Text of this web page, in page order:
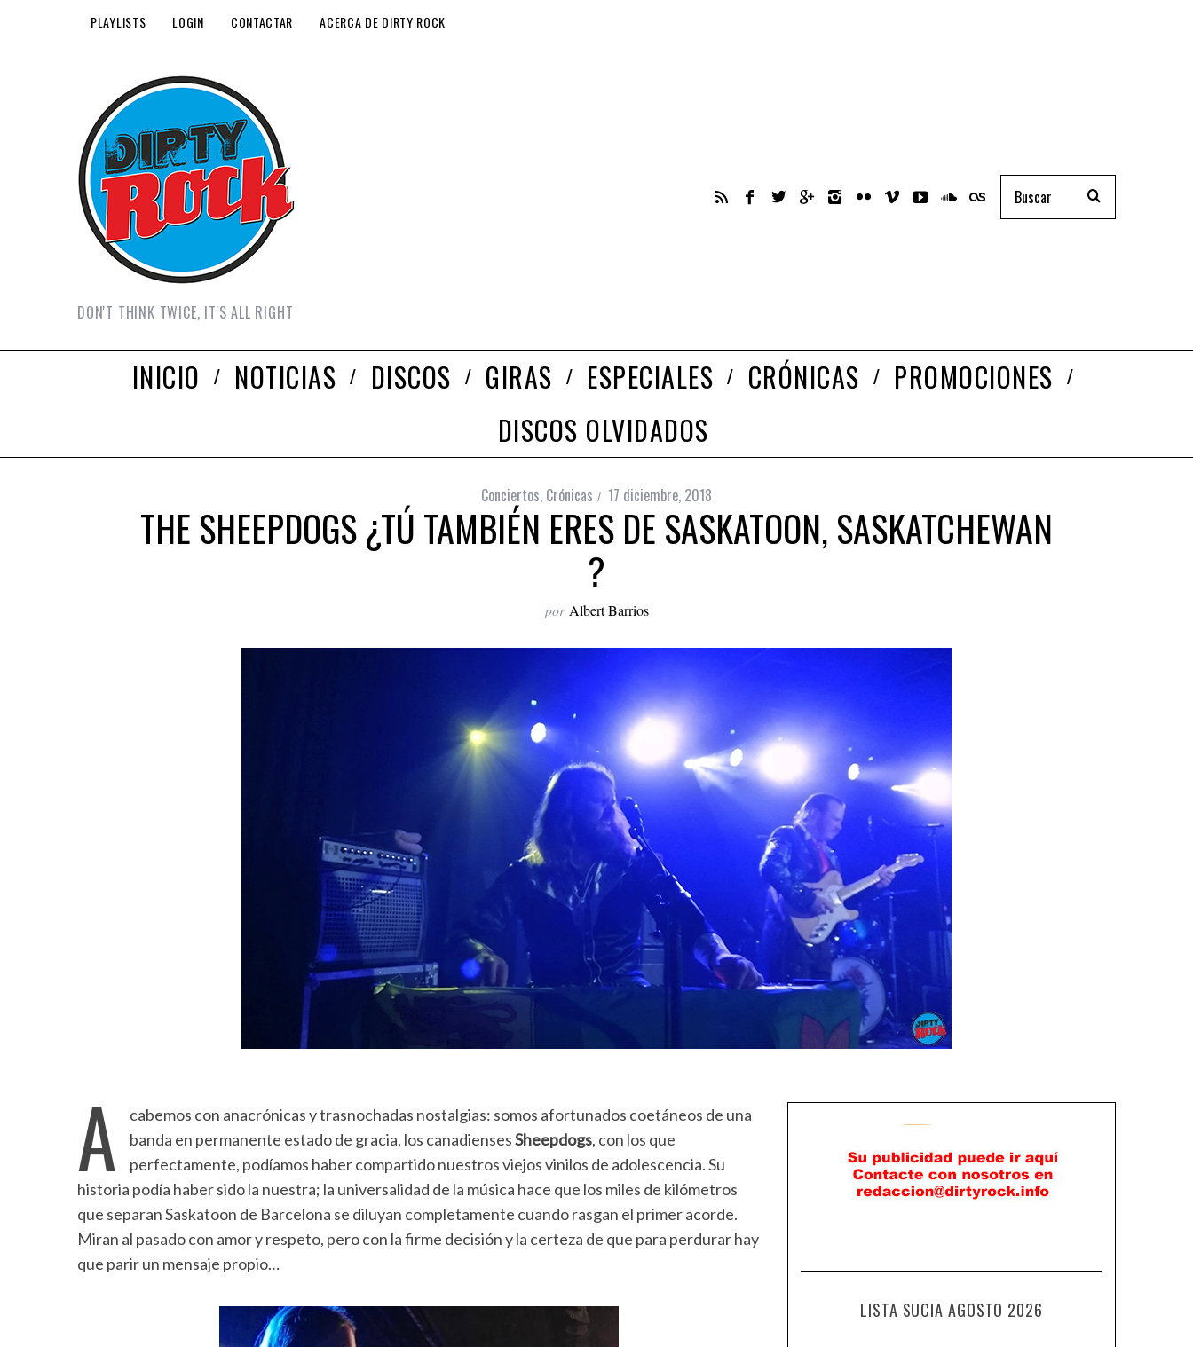
PLAYLISTS LOGIN CONTACTAR ACERCA DE DIRTY ROCK
DON'T THINK TWICE, IT'S ALL RIGHT
INICIO NOTICIAS DISCOS GIRAS ESPECIALES CRÓNICAS
PROMOCIONES
DISCOS OLVIDADOS
Conciertos, Crónicas 17 diciembre, 2018
THE SHEEPDOGS ¿TÚ TAMBIÉN ERES DE SASKATOON, SASKATCHEWAN
?
por Albert Barrios
A
cabemos con anacrónicas y trasnochadas nostalgias: somos afortunados coetáneos de una
banda en permanente estado de gracia, los canadiensesSheepdogs, con los que
perfectamente, podíamos haber compartido nuestros viejos vinilos de adolescencia. Su
historia podía haber sido la nuestra; la universalidad de la música hace que los miles de kilómetros
que separan Saskatoon de Barcelona se diluyan completamente cuando rasgan el primer acorde.
Miran al pasado con amor y respeto, pero con la firme decisión y la certeza de que para perdurar hay
que parir un mensaje propio…
LISTA SUCIA AGOSTO 2026